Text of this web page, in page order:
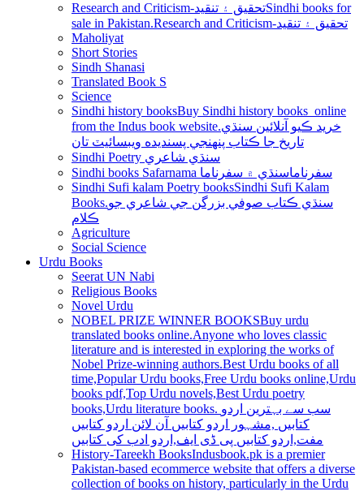
Research and Criticism-تحقيق ۽ تنقيدSindhi books for
sale in Pakistan.Research and Criticism-تحقيق ۽ تنقيد
Maholiyat
Short Stories
Sindh Shanasi
Translated Book S
Science
Sindhi history booksBuy Sindhi history books online
from the Indus book website.خريد ڪيو آنلائين سنڌي
تاريخ جا ڪتاب پنھنجي پسنديده ويبسائيٽ تان
Sindhi Poetry سنڌي شاعري
Sindhi books Safarnama سفرناماسنڌي ۾ سفرناما
Sindhi Sufi kalam Poetry booksSindhi Sufi Kalam
Books.سنڌي ڪتاب صوفي بزرگن جي شاعري جو
ڪلام
Agriculture
Social Science
Urdu Books
Seerat UN Nabi
Religious Books
Novel Urdu
NOBEL PRIZE WINNER BOOKSBuy urdu
translated books online.Anyone who loves classic
literature and is interested in exploring the works of
Nobel Prize-winning authors.Best Urdu books of all
time,Popular Urdu books,Free Urdu books online,Urdu
books pdf,Top Urdu novels,Best Urdu poetry
books,Urdu literature books. سب سے بہترین اردو
کتابیں ,مشہور اردو کتابیں آن لائن اردو کتابیں
مفت,اردو کتابیں پی ڈی ایف,اردو ادب کی کتابیں
History-Tareekh BooksIndusbook.pk is a premier
Pakistan-based ecommerce website that offers a diverse
collection of books on history, particularly in the Urdu